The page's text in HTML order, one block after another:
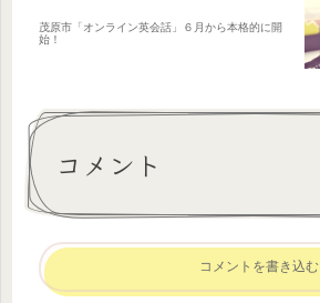
茂原市「オンライン英会話」６月から本格的に開
始！
コメント
コメントを書き込む